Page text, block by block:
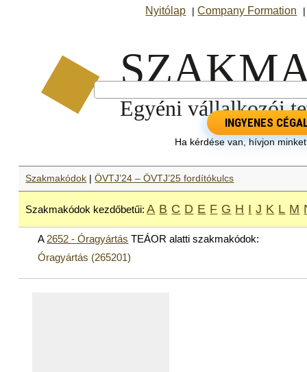
Nyitólap |Company Formation
INGYENES
Ha kérdése van, hívjon
Szakmakódok |ÖVTJ’24 – ÖVTJ’25 fordítókulcs
Szakmakódok kezdőbetűi: A B C D E F G H I J K L M
A 2652 - Óragyártás TEÁOR alatti szakmakódok:
Óragyártás (265201)